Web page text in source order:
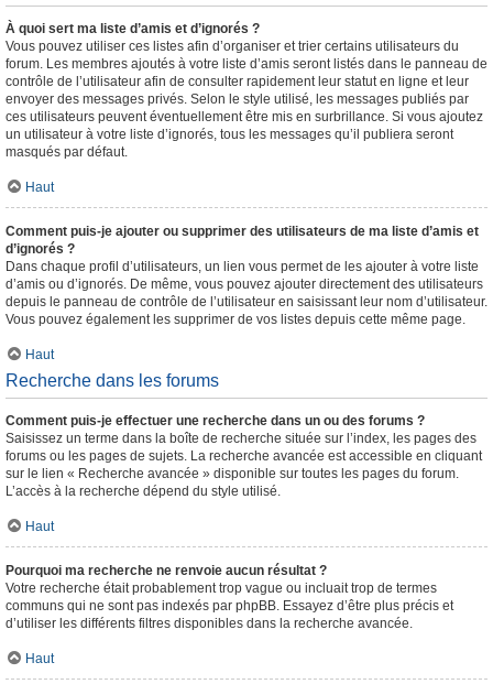
À quoi sert ma liste d’amis et d’ignorés ?
Vous pouvez utiliser ces listes afin d’organiser et trier certains utilisateurs du
forum. Les membres ajoutés à votre liste d’amis seront listés dans le panneau de
contrôle de l’utilisateur afin de consulter rapidement leur statut en ligne et leur
envoyer des messages privés. Selon le style utilisé, les messages publiés par
ces utilisateurs peuvent éventuellement être mis en surbrillance. Si vous ajoutez
un utilisateur à votre liste d’ignorés, tous les messages qu’il publiera seront
masqués par défaut.
Haut
Comment puis-je ajouter ou supprimer des utilisateurs de ma liste d’amis et
d’ignorés ?
Dans chaque profil d’utilisateurs, un lien vous permet de les ajouter à votre liste
d’amis ou d’ignorés. De même, vous pouvez ajouter directement des utilisateurs
depuis le panneau de contrôle de l’utilisateur en saisissant leur nom d’utilisateur.
Vous pouvez également les supprimer de vos listes depuis cette même page.
Haut
Recherche dans les forums
Comment puis-je effectuer une recherche dans un ou des forums ?
Saisissez un terme dans la boîte de recherche située sur l’index, les pages des
forums ou les pages de sujets. La recherche avancée est accessible en cliquant
sur le lien « Recherche avancée » disponible sur toutes les pages du forum.
L’accès à la recherche dépend du style utilisé.
Haut
Pourquoi ma recherche ne renvoie aucun résultat ?
Votre recherche était probablement trop vague ou incluait trop de termes
communs qui ne sont pas indexés par phpBB. Essayez d’être plus précis et
d’utiliser les différents filtres disponibles dans la recherche avancée.
Haut